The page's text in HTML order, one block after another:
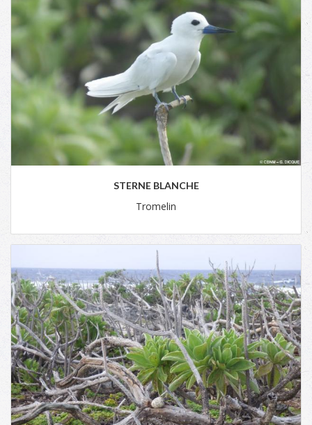
STERNE BLANCHE
Tromelin